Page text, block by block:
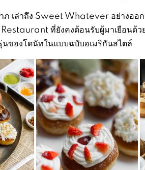
เล่าถึง Sweet Whatever อย่างออ
ที่ยังคงต้อนรับผู้มาเยือนด้ว
ของโดนัทในแบบฉบับอเมริกันสไตล์